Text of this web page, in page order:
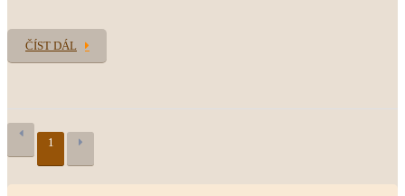
ČÍST DÁL
1